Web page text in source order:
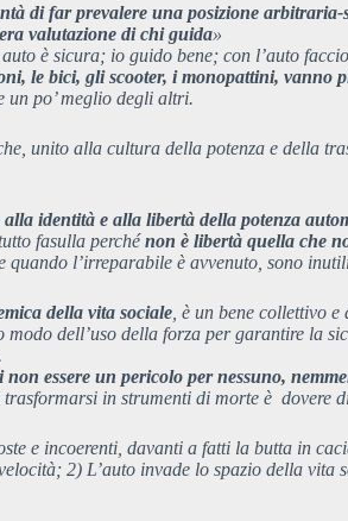
di far prevalere una posizione arbitraria-
valutazione di chi guida»
è sicura; io guido bene; con l’auto
le bici, gli scooter, i monopattini, vanno
un po’ meglio degli altri.
unito alla cultura della potenza e della
alla identità e alla libertà della potenza
fasulla perchénon è libertà quella che
quando l’irreparabile è avvenuto, sono
della vita sociale , è un bene collettivo e
modo dell’uso della forza per garantire la
essere un pericolo per nessuno,
in strumenti di morte è dovere
e incoerenti, davanti a fatti la butta in
2) L’auto invade lo spazio della vita